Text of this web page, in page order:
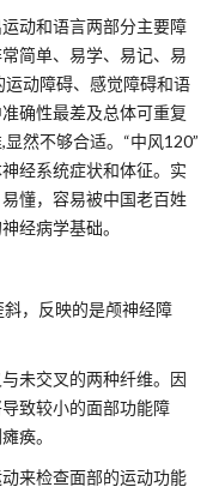
动和语言两部分主要障
简单、易学、易记、易
动障碍、感觉障碍和语
确性最差及总体可重复
然不够合适。“中风120”
经系统症状和体征。实
懂，容易被中国老百姓
经病学基础。
，反映的是颅神经障
未交叉的两种纤维。因
致较小的面部功能障
痪。
来检查面部的运动功能